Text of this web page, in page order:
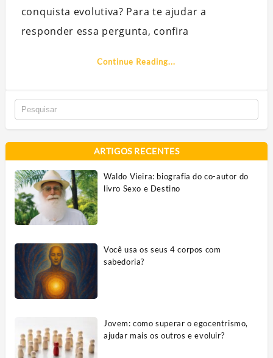
conquista evolutiva? Para te ajudar a
responder essa pergunta, confira
Continue Reading...
ARTIGOS RECENTES
Waldo Vieira: biografia do co-autor do
livro Sexo e Destino
Você usa os seus 4 corpos com
sabedoria?
Jovem: como superar o egocentrismo,
ajudar mais os outros e evoluir?